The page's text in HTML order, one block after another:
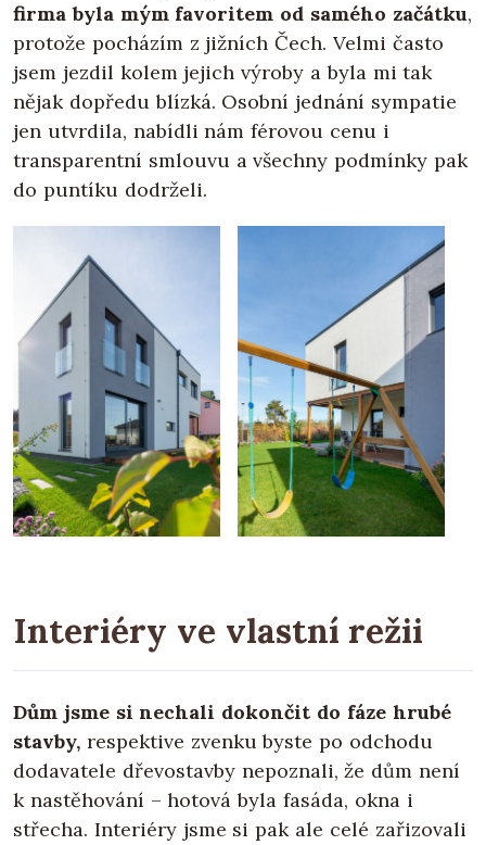
firma byla mým favoritem od samého začátku,
protože pocházím z jižních Čech. Velmi často
jsem jezdil kolem jejich výroby a byla mi tak
nějak dopředu blízká. Osobní jednání sympatie
jen utvrdila, nabídli nám férovou cenu i
transparentní smlouvu a všechny podmínky pak
do puntíku dodrželi.
Interiéry ve vlastní režii
Dům jsme si nechali dokončit do fáze hrubé
stavby, respektive zvenku byste po odchodu
dodavatele dřevostavby nepoznali, že dům není
k nastěhování – hotová byla fasáda, okna i
střecha. Interiéry jsme si pak ale celé zařizovali